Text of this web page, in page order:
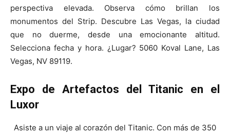
perspectiva elevada. Observa cómo brillan los
monumentos del Strip. Descubre Las Vegas, la ciudad
que no duerme, desde una emocionante altitud.
Selecciona fecha y hora. ¿Lugar? 5060 Koval Lane, Las
Vegas, NV 89119.
Expo de Artefactos del Titanic en el
Luxor
Asiste a un viaje al corazón del Titanic. Con más de 350